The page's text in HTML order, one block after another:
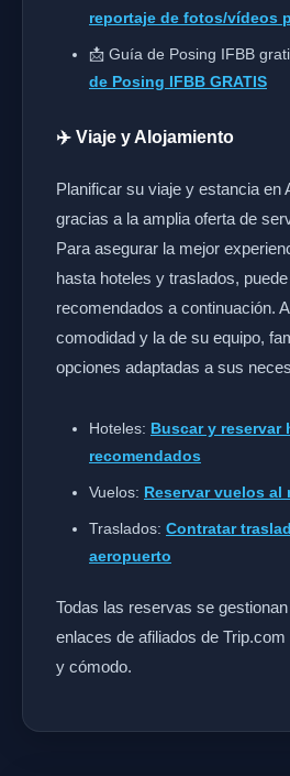
reportaje de fotos/vídeos
📩 Guía de Posing IFBB
de Posing IFBB GRATIS
✈️ Viaje y Alojamiento
Planificar su viaje y estancia en
gracias a la amplia oferta de
Para asegurar la mejor
hasta hoteles y traslados,
recomendados a continuación.
comodidad y la de su equipo,
opciones adaptadas a sus
Hoteles: Buscar y reservar
recomendados
Vuelos: Reservar vuelos al
Traslados: Contratar
aeropuerto
Todas las reservas se
enlaces de afiliados de
y cómodo.